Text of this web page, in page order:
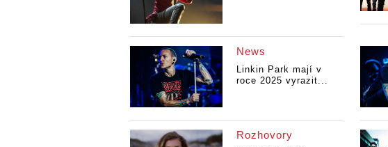
News
Linkin Park mají v
roce 2025 vyrazit...
Rozhovory